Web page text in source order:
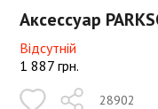
Аксессуар
Відсутній
1 887 грн.
28902